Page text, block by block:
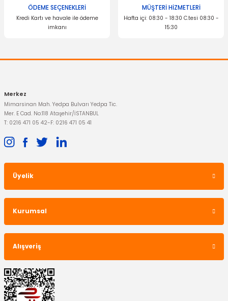
604,44 TL
DAYCO
Triger Seti Connect
1.750,00 TL
ÖDEME SEÇENEKLERİ
Kredi Kartı ve havale ile ödeme
imkanı
MÜŞTERİ HİZMETLERİ
Hafta içi: 08:30 - 18:30 C.tesi 08:30 -
15:30
Merkez
Mimarsinan Mah. Yedpa Bulvarı Yedpa Tic.
Mer. E Cad. No:118 Ataşehir/İSTANBUL
T: 0216 471 05 42-F: 0216 471 05 41
Üyelik
Kurumsal
Alışveriş